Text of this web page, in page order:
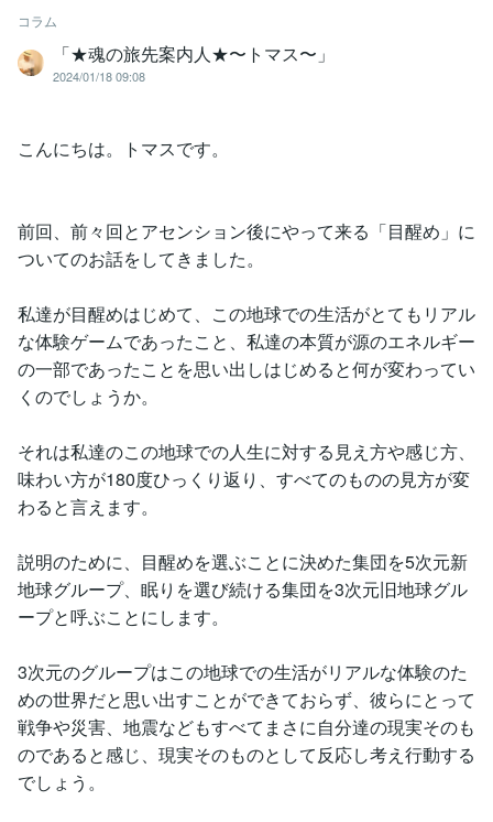
コラム
「★魂の旅先案内人★〜トマス〜」
2024/01/18 09:08
こんにちは。トマスです。
前回、前々回とアセンション後にやって来る「目醒め」に
ついてのお話をしてきました。
私達が目醒めはじめて、この地球での生活がとてもリアル
な体験ゲームであったこと、私達の本質が源のエネルギー
の一部であったことを思い出しはじめると何が変わってい
くのでしょうか。
それは私達のこの地球での人生に対する見え方や感じ方、
味わい方が180度ひっくり返り、すべてのものの見方が変
わると言えます。
説明のために、目醒めを選ぶことに決めた集団を5次元新
地球グループ、眠りを選び続ける集団を3次元旧地球グル
ープと呼ぶことにします。
3次元のグループはこの地球での生活がリアルな体験のた
めの世界だと思い出すことができておらず、彼らにとって
戦争や災害、地震などもすべてまさに自分達の現実そのも
のであると感じ、現実そのものとして反応し考え行動する
でしょう。